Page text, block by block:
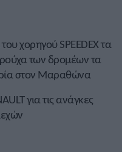
χορηγού SPEEDEX τα
των δρομέων τα
στον Μαραθώνα
για τις ανάγκες